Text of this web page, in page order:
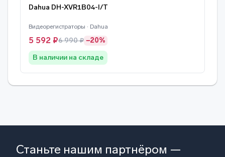
Dahua DH-XVR1B04-I/T
Видеорегистраторы · Dahua
5 592 ₽6 990 ₽ −20%
В наличии на складе
Станьте нашим партнёром —